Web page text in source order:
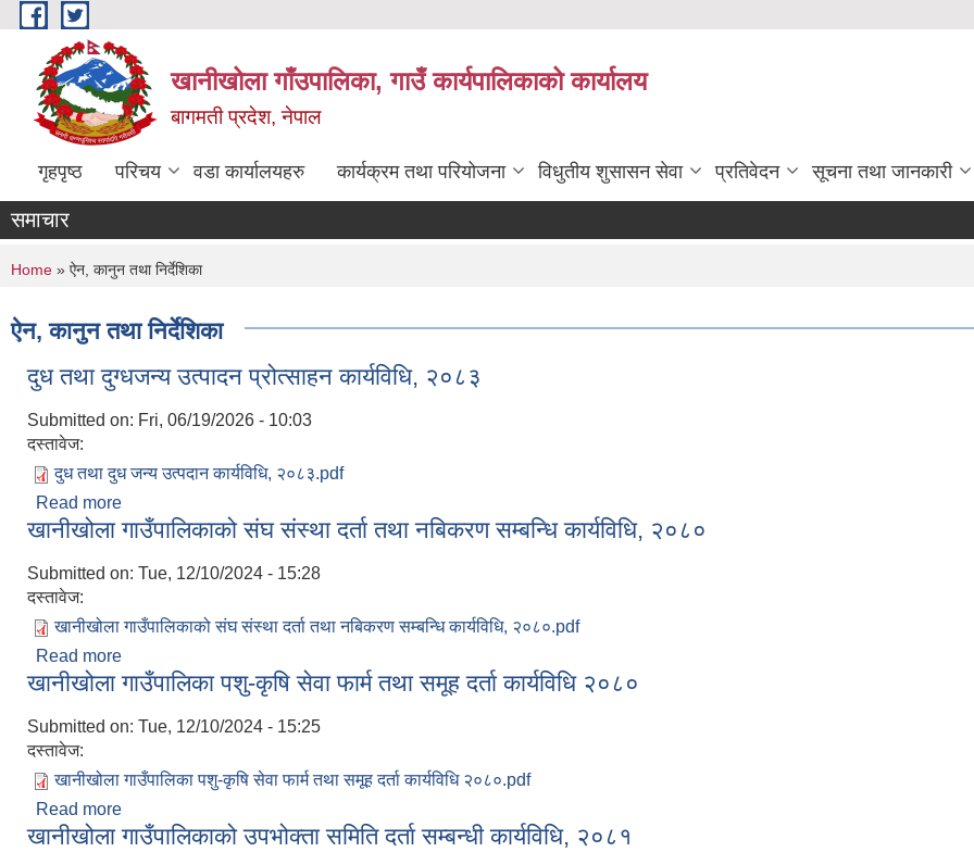
Skip to main content
खानीखोला गाँउपालिका, गाउँ कार्यपालिकाको कार्यालय
बागमती प्रदेश, नेपाल
गृहपृष्ठ परिचय वडा कार्यालयहरु कार्यक्रम तथा परियोजना विधुतीय शुसासन सेवा प्रतिवेदन सूचना तथा जानकारी
समाचार
You are here
Home » ऐन, कानुन तथा निर्देशिका
ऐन, कानुन तथा निर्देशिका
दुध तथा दुग्धजन्य उत्पादन प्रोत्साहन कार्यविधि, २०८३
Submitted on: Fri, 06/19/2026 - 10:03
दस्तावेज:
दुध तथा दुध जन्य उत्पदान कार्यविधि, २०८३.pdf
Read more
खानीखोला गाउँपालिकाको संघ संस्था दर्ता तथा नबिकरण सम्बन्धि कार्यविधि, २०८०
Submitted on: Tue, 12/10/2024 - 15:28
दस्तावेज:
खानीखोला गाउँपालिकाको संघ संस्था दर्ता तथा नबिकरण सम्बन्धि कार्यविधि, २०८०.pdf
Read more
खानीखोला गाउँपालिका पशु-कृषि सेवा फार्म तथा समूह दर्ता कार्यविधि २०८०
Submitted on: Tue, 12/10/2024 - 15:25
दस्तावेज:
खानीखोला गाउँपालिका पशु-कृषि सेवा फार्म तथा समूह दर्ता कार्यविधि २०८०.pdf
Read more
खानीखोला गाउँपालिकाको उपभोक्ता समिति दर्ता सम्बन्धी कार्यविधि, २०८१